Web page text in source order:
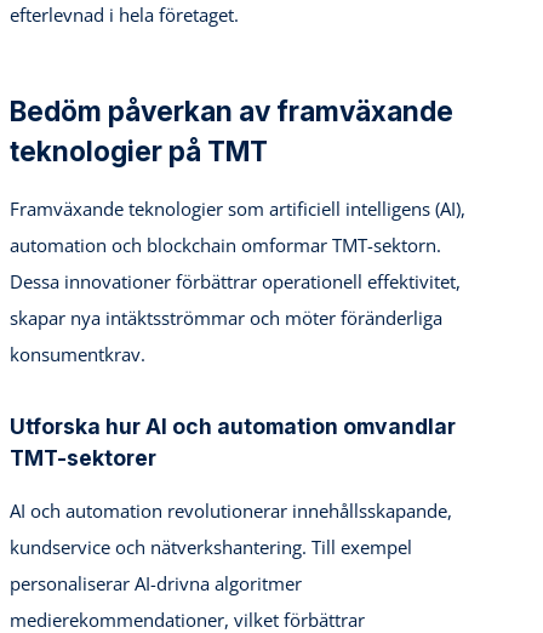
efterlevnad i hela företaget.
Bedöm påverkan av framväxande
teknologier på TMT
Framväxande teknologier som artificiell intelligens (AI),
automation och blockchain omformar TMT-sektorn.
Dessa innovationer förbättrar operationell effektivitet,
skapar nya intäktsströmmar och möter föränderliga
konsumentkrav.
Utforska hur AI och automation omvandlar
TMT-sektorer
AI och automation revolutionerar innehållsskapande,
kundservice och nätverkshantering. Till exempel
personaliserar AI-drivna algoritmer
medierekommendationer, vilket förbättrar